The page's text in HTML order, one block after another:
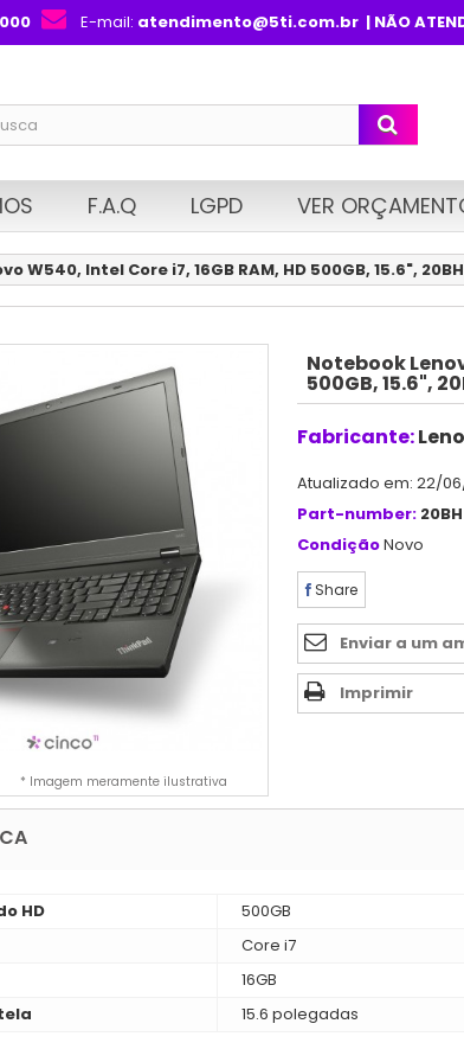
E-mail: atendimento@5ti.com.br| NÃO
F.A.Q LGPD VER
W540, Intel Core i7, 16GB RAM, HD 500GB, 15.6",
* Imagem meramente ilustrativa
Notebook
500GB, 15.6",
Fabricante:
Atualizado em: 22/
Part-number:
CondiçãoNovo
Share
Enviar a um
Imprimir
HD
500GB
Core i7
16GB
15.6 polegadas